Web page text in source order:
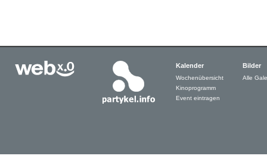
Kalender
Wochenübersicht
Kinoprogramm
Event eintragen
Bilder
Alle